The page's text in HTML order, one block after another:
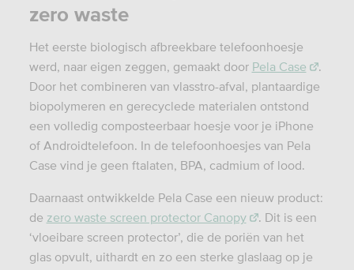
zero waste
Het eerste biologisch afbreekbare telefoonhoesje
werd, naar eigen zeggen, gemaakt door Pela Case
.
Door het combineren van vlasstro-afval, plantaardige
biopolymeren en gerecyclede materialen ontstond
een volledig composteerbaar hoesje voor je iPhone
of Androidtelefoon. In de telefoonhoesjes van Pela
Case vind je geen ftalaten, BPA, cadmium of lood.
Daarnaast ontwikkelde Pela Case een nieuw product:
de zero waste screen protector Canopy
. Dit is een
‘vloeibare screen protector’, die de poriën van het
glas opvult, uithardt en zo een sterke glaslaag op je